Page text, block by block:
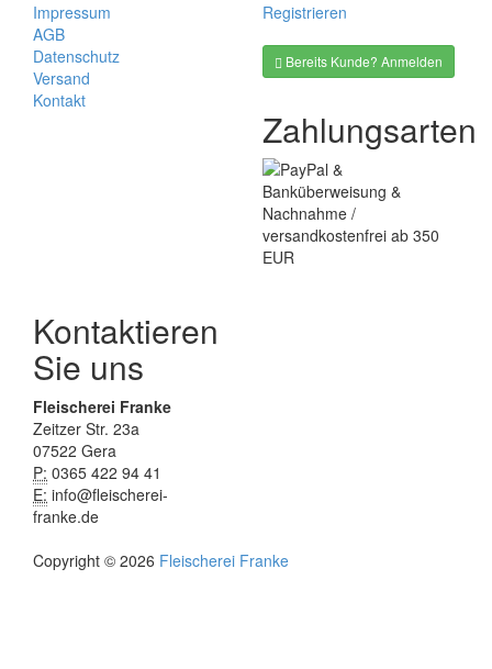
Impressum
AGB
Datenschutz
Versand
Kontakt
Registrieren
Bereits Kunde? Anmelden
Zahlungsarten
Kontaktieren
Sie uns
Fleischerei Franke
Zeitzer Str. 23a
07522 Gera
P: 0365 422 94 41
E: info@fleischerei-
franke.de
Copyright © 2026 Fleischerei Franke